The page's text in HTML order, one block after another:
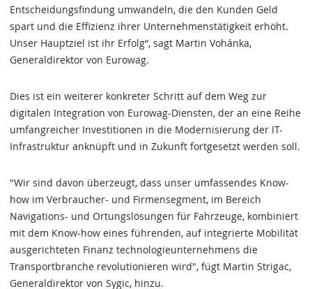
Entscheidungsfindung umwandeln, die den Kunden Geld
spart und die Effizienz ihrer Unternehmenstätigkeit erhöht.
Unser Hauptziel ist ihr Erfolg“, sagt Martin Vohánka,
Generaldirektor von Eurowag.
Dies ist ein weiterer konkreter Schritt auf dem Weg zur
digitalen Integration von Eurowag-Diensten, der an eine Reihe
umfangreicher Investitionen in die Modernisierung der IT-
Infrastruktur anknüpft und in Zukunft fortgesetzt werden soll.
"Wir sind davon überzeugt, dass unser umfassendes Know-
how im Verbraucher- und Firmensegment, im Bereich
Navigations- und Ortungslösungen für Fahrzeuge, kombiniert
mit dem Know-how eines führenden, auf integrierte Mobilität
ausgerichteten Finanz technologieunternehmens die
Transportbranche revolutionieren wird", fügt Martin Strigac,
Generaldirektor von Sygic, hinzu.